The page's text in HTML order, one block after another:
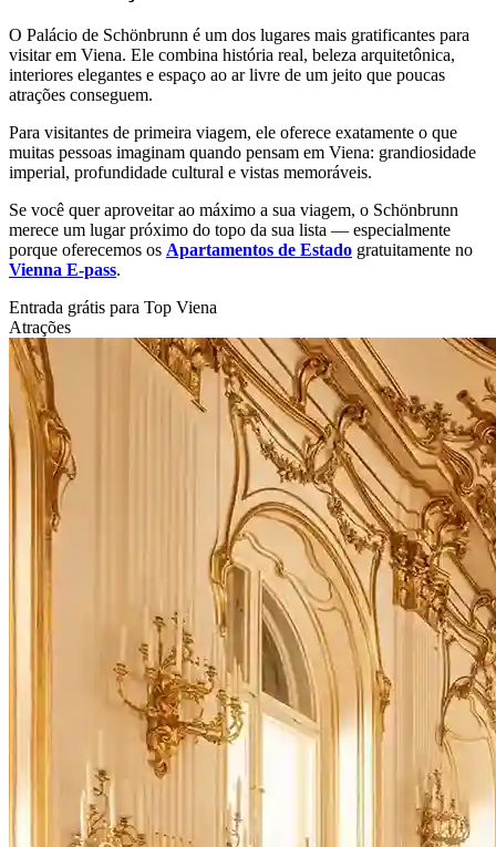
O Palácio de Schönbrunn é um dos lugares mais gratificantes para
visitar em Viena. Ele combina história real, beleza arquitetônica,
interiores elegantes e espaço ao ar livre de um jeito que poucas
atrações conseguem.
Para visitantes de primeira viagem, ele oferece exatamente o que
muitas pessoas imaginam quando pensam em Viena: grandiosidade
imperial, profundidade cultural e vistas memoráveis.
Se você quer aproveitar ao máximo a sua viagem, o Schönbrunn
merece um lugar próximo do topo da sua lista — especialmente
porque oferecemos os Apartamentos de Estado gratuitamente no
Vienna E-pass.
Entrada grátis para Top Viena
Atrações